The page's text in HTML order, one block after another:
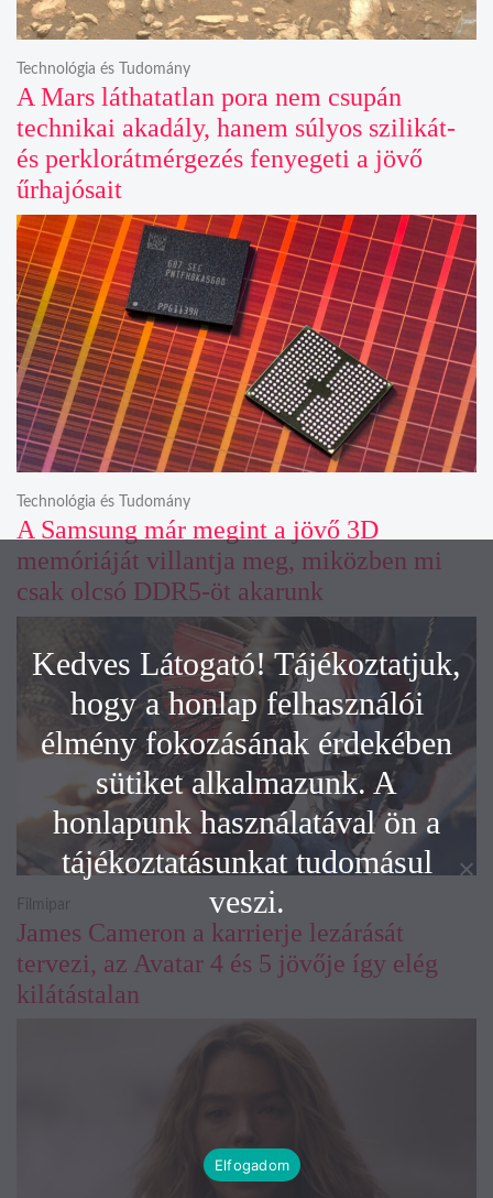
A Mars láthatatlan pora nem csupán
technikai akadály, hanem súlyos szilikát-
és perklorátmérgezés fenyegeti a jövő
űrhajósait
Technológia és Tudomány
A Samsung már megint a jövő 3D
memóriáját villantja meg, miközben mi
csak olcsó DDR5-öt akarunk
Technológia és Tudomány
James Cameron a karrierje lezárását
tervezi, az Avatar 4 és 5 jövője így elég
kilátástalan
Filmipar
Kedves Látogató! Tájékoztatjuk,
hogy a honlap felhasználói
élmény fokozásának érdekében
sütiket alkalmazunk. A
honlapunk használatával ön a
tájékoztatásunkat tudomásul
veszi.
Elfogadom